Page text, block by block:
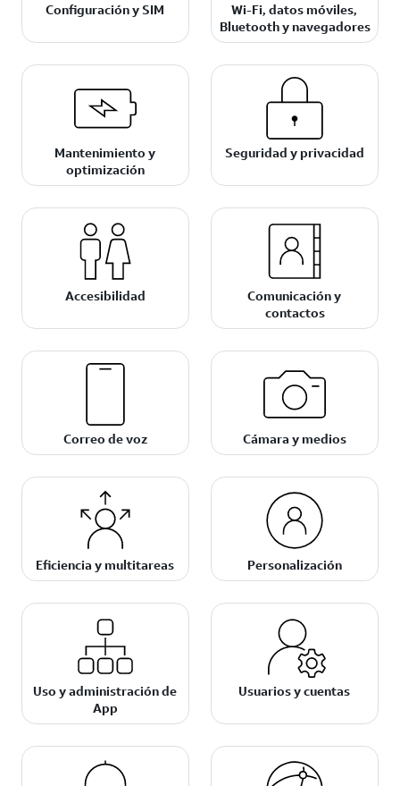
Configuración y SIM
Wi-Fi, datos móviles,
Bluetooth y navegadores
Mantenimiento y
optimización
Seguridad y privacidad
Accesibilidad
Comunicación y
contactos
Correo de voz Cámara y medios
Eficiencia y multitareas Personalización
Uso y administración de
App
Usuarios y cuentas